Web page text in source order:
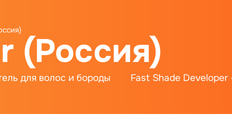
(Россия)
для волос и бороды
Fast Shade